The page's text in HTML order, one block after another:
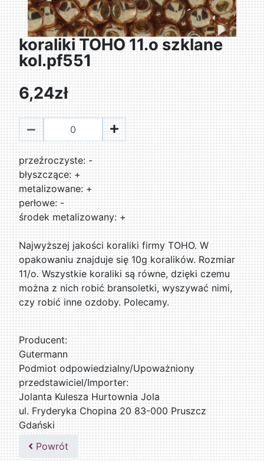
koraliki TOHO 11.o szklane
kol.pf551
6,24zł
przeźroczyste: -
błyszczące: +
metalizowane: +
perłowe: -
środek metalizowany: +
Najwyższej jakości koraliki firmy TOHO. W
opakowaniu znajduje się 10g koralików. Rozmiar
11/o. Wszystkie koraliki są równe, dzięki czemu
można z nich robić bransoletki, wyszywać nimi,
czy robić inne ozdoby. Polecamy.
Producent:
Gutermann
Podmiot odpowiedzialny/Upoważniony
przedstawiciel/Importer:
Jolanta Kulesza Hurtownia Jola
ul. Fryderyka Chopina 20 83-000 Pruszcz
Gdański
Powrót